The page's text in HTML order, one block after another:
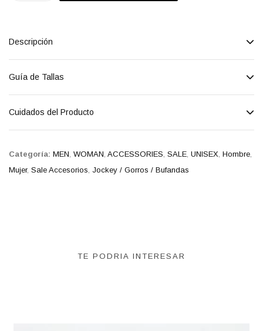
Descripción
Guía de Tallas
Cuidados del Producto
Categoría: MEN WOMAN ACCESSORIES SALE UNISEX Hombre
Mujer, Sale Accesorios Jockey / Gorros / Bufandas
TE PODRIA INTERESAR